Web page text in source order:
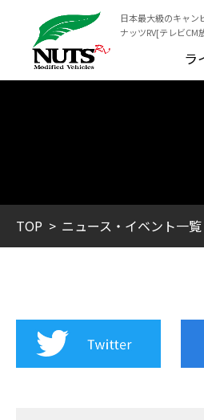
日本最大級のキャン
ナッツRV[テレビCM
ラ
TOP ニュース・イベント一覧